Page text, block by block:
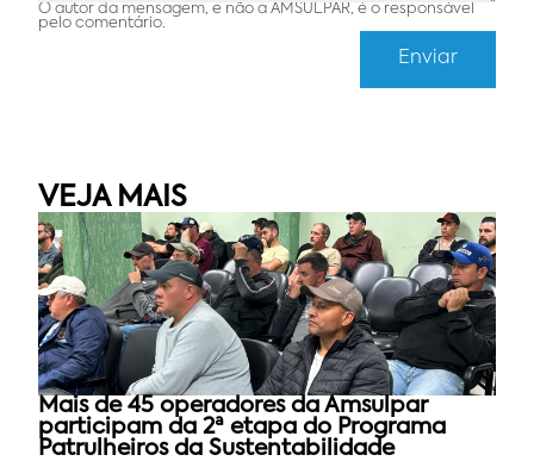
O autor da mensagem, e não a AMSULPAR, é o responsável
pelo comentário.
VEJA MAIS
Mais de 45 operadores da Amsulpar
participam da 2ª etapa do Programa
Patrulheiros da Sustentabilidade